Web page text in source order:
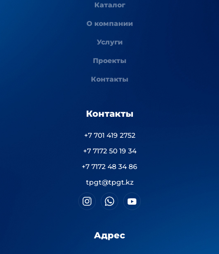
Каталог
О компании
Услуги
Проекты
Контакты
Контакты
+7 701 419 2752
+7 7172 50 19 34
+7 7172 48 34 86
tpgt@tpgt.kz
Адрес